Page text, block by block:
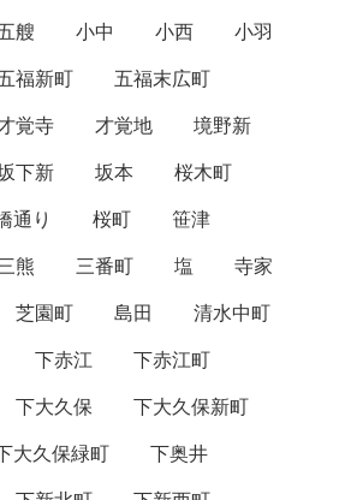
艘 小中 小西
小羽
福新町
五福末広町
覚寺 才覚地
境野新
下新 坂本
桜木町
通り 桜町
笹津
熊 三番町 塩
寺家
芝園町 島田
清水中町
下赤江
下赤江町
下大久保
下大久保新町
大久保緑町
下奥井